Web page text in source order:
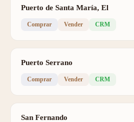
Puerto de Santa María, El
Comprar Vender CRM
Puerto Serrano
Comprar Vender CRM
San Fernando